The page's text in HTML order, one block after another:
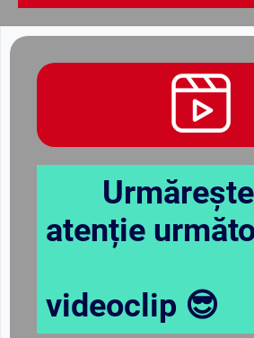
Urmărește
atenție
videoclip 😎